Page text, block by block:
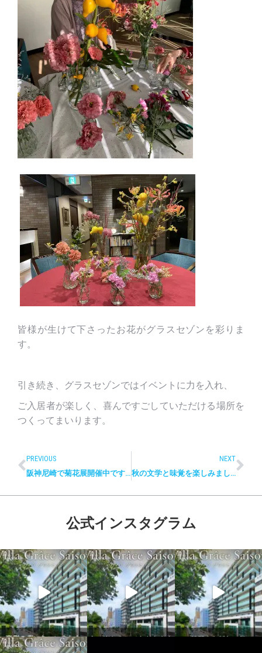
皆様が生けて下さったお花がグラスセゾンを彩りま
す。
引き続き、グラスセゾンではイベントに力を入れ、
ご入居者が楽しく、喜んですごしていただける場所を
つくってまいります。
PREVIOUS
阪神尼崎で菊花展開催中です☆
NEXT
秋の文学と味覚を楽しみました！
公式インスタグラム